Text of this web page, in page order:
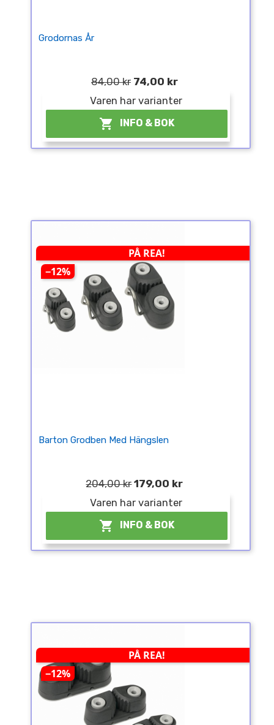
Grodornas År
84,00 kr 74,00 kr
Varen har varianter
 INFO & BOK
PÅ REA!
−12%
Barton Grodben Med Hängslen
204,00 kr 179,00 kr
Varen har varianter
 INFO & BOK
PÅ REA!
−12%